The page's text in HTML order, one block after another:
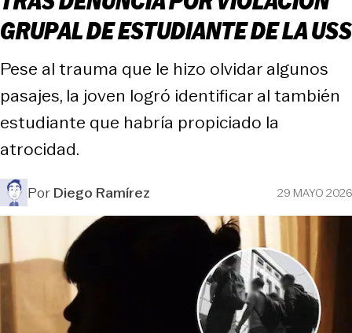
GRUPAL DE ESTUDIANTE DE LA USS
Pese al trauma que le hizo olvidar algunos
pasajes, la joven logró identificar al también
estudiante que habría propiciado la
atrocidad.
PorDiego Ramírez 29 MAYO 2026